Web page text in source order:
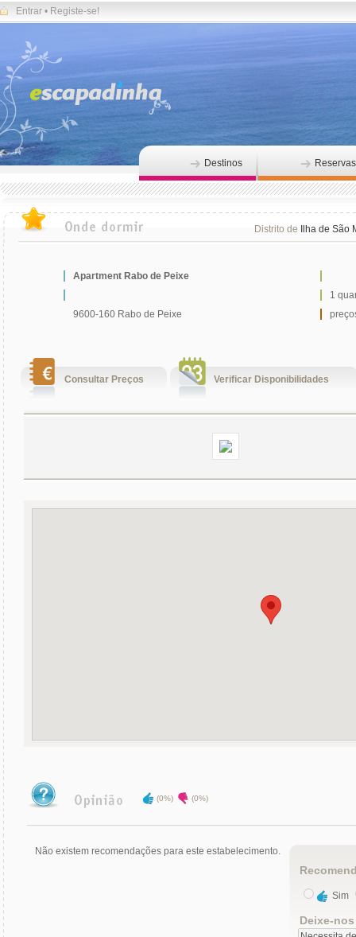
Entrar • Registe-se!
Destinos Reservas
Distrito de Ilha de São
Apartment Rabo de Peixe
1
9600-160 Rabo de Peixe
Consultar Preços Verificar Disponibilidades
(0%) (0%)
Não existem recomendações para este estabelecimento.
Sim
Deixe-